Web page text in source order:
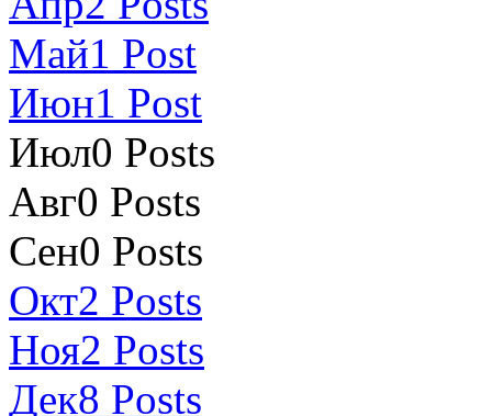
Май1 Post
Июн1 Post
Июл0 Posts
Авг0 Posts
Сен0 Posts
Окт2 Posts
Ноя2 Posts
Дек8 Posts